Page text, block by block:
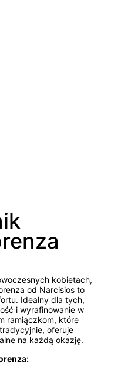
kobietach,
od Narcisios to
Idealny dla tych,
i wyrafinowanie w
ramiączkom, które
oferuje
na każdą okazję.